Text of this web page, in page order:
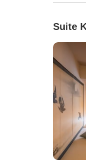
Suite